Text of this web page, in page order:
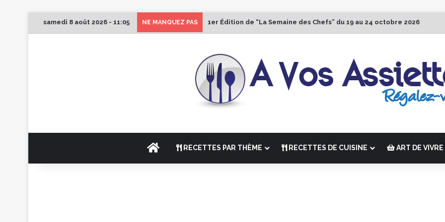
samedi 8 août 2026 - 11:05 NE MANQUEZ PAS 1er Édition de “La Semaine des Chefs” du 19 au 24 octobre 2026
ACCUEILRECETTES PAR THÈME RECETTES DE CUISINE ART DE VIVRE